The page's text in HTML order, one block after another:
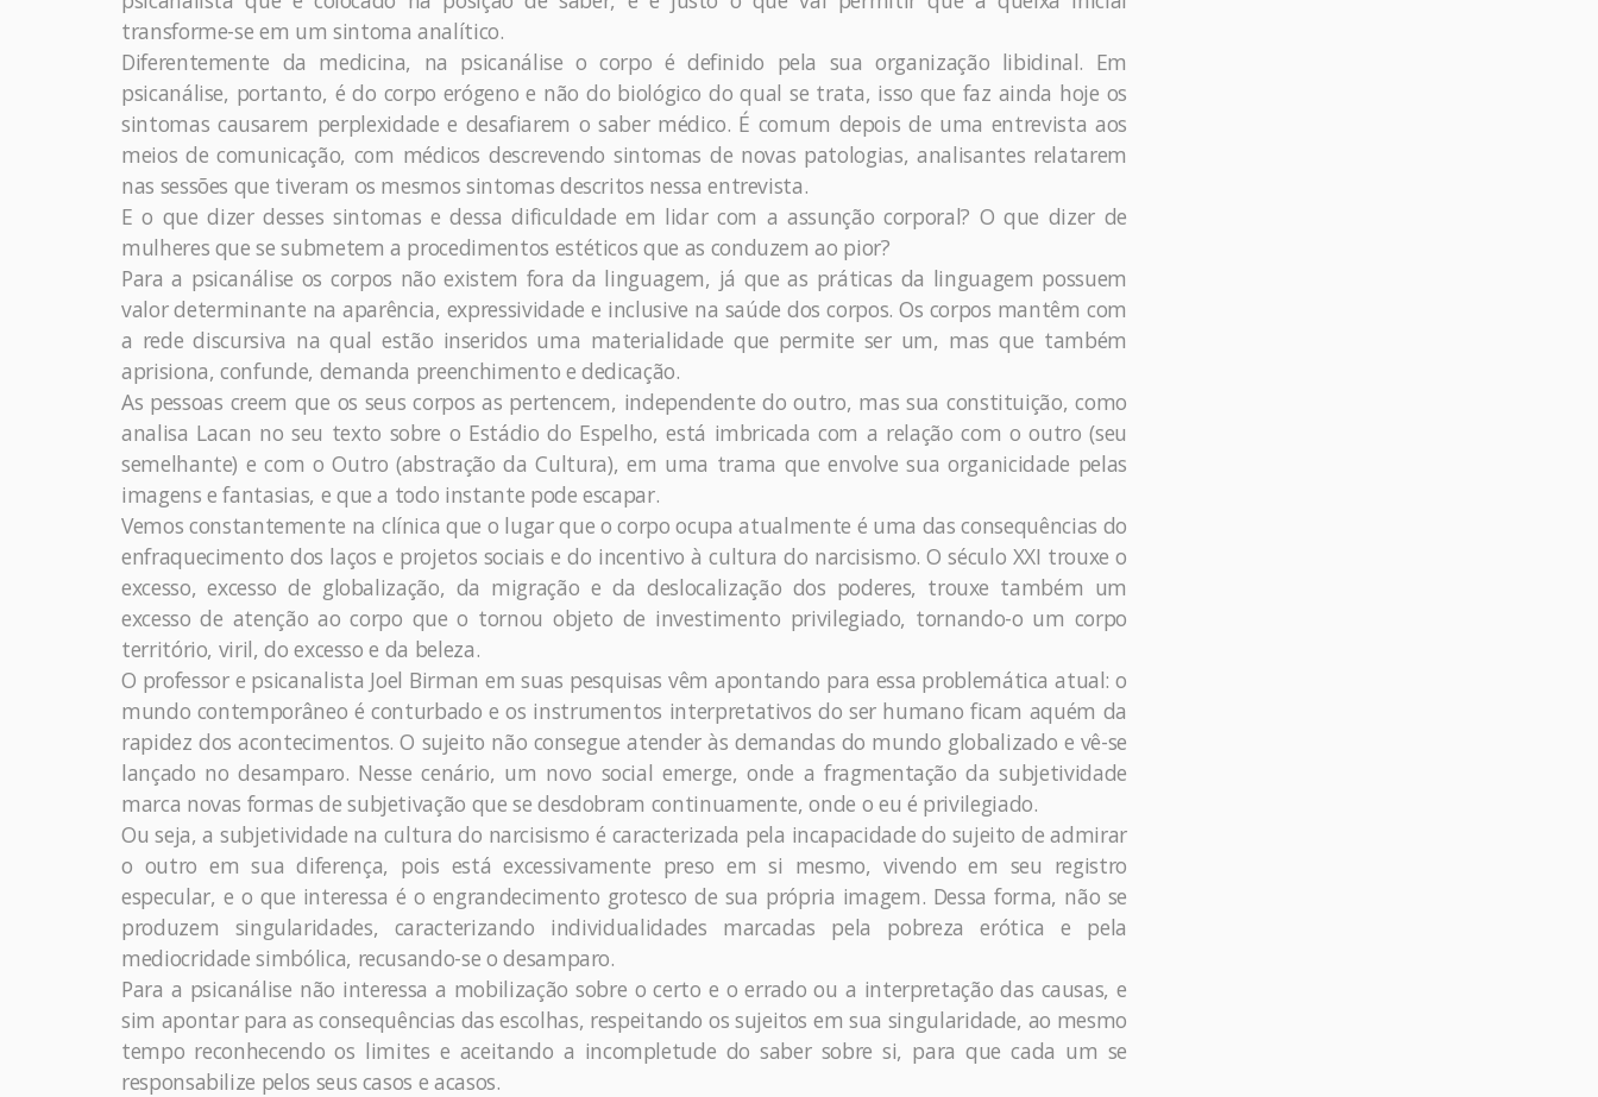
transforme-se em um sintoma analítico.
Diferentemente da medicina, na psicanálise o corpo é definido pela sua organização libidinal. Em
psicanálise, portanto, é do corpo erógeno e não do biológico do qual se trata, isso que faz ainda hoje os
sintomas causarem perplexidade e desafiarem o saber médico. É comum depois de uma entrevista aos
meios de comunicação, com médicos descrevendo sintomas de novas patologias, analisantes relatarem
nas sessões que tiveram os mesmos sintomas descritos nessa entrevista.
E o que dizer desses sintomas e dessa dificuldade em lidar com a assunção corporal? O que dizer de
mulheres que se submetem a procedimentos estéticos que as conduzem ao pior?
Para a psicanálise os corpos não existem fora da linguagem, já que as práticas da linguagem possuem
valor determinante na aparência, expressividade e inclusive na saúde dos corpos. Os corpos mantêm com
a rede discursiva na qual estão inseridos uma materialidade que permite ser um, mas que também
aprisiona, confunde, demanda preenchimento e dedicação.
As pessoas creem que os seus corpos as pertencem, independente do outro, mas sua constituição, como
analisa Lacan no seu texto sobre o Estádio do Espelho, está imbricada com a relação com o outro (seu
semelhante) e com o Outro (abstração da Cultura), em uma trama que envolve sua organicidade pelas
imagens e fantasias, e que a todo instante pode escapar.
Vemos constantemente na clínica que o lugar que o corpo ocupa atualmente é uma das consequências do
enfraquecimento dos laços e projetos sociais e do incentivo à cultura do narcisismo. O século XXI trouxe o
excesso, excesso de globalização, da migração e da deslocalização dos poderes, trouxe também um
excesso de atenção ao corpo que o tornou objeto de investimento privilegiado, tornando-o um corpo
território, viril, do excesso e da beleza.
O professor e psicanalista Joel Birman em suas pesquisas vêm apontando para essa problemática atual: o
mundo contemporâneo é conturbado e os instrumentos interpretativos do ser humano ficam aquém da
rapidez dos acontecimentos. O sujeito não consegue atender às demandas do mundo globalizado e vê-se
lançado no desamparo. Nesse cenário, um novo social emerge, onde a fragmentação da subjetividade
marca novas formas de subjetivação que se desdobram continuamente, onde o eu é privilegiado.
Ou seja, a subjetividade na cultura do narcisismo é caracterizada pela incapacidade do sujeito de admirar
o outro em sua diferença, pois está excessivamente preso em si mesmo, vivendo em seu registro
especular, e o que interessa é o engrandecimento grotesco de sua própria imagem. Dessa forma, não se
produzem singularidades, caracterizando individualidades marcadas pela pobreza erótica e pela
mediocridade simbólica, recusando-se o desamparo.
Para a psicanálise não interessa a mobilização sobre o certo e o errado ou a interpretação das causas, e
sim apontar para as consequências das escolhas, respeitando os sujeitos em sua singularidade, ao mesmo
tempo reconhecendo os limites e aceitando a incompletude do saber sobre si, para que cada um se
responsabilize pelos seus casos e acasos.